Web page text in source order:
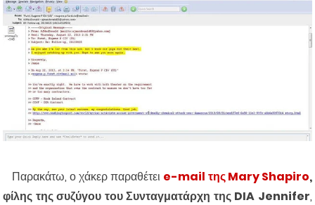
Παρακάτω, ο χάκερ παραθέτει e-mail της Mary Shapiro,
φίλης της συζύγου του Συνταγματάρχη της DIA Jennifer,